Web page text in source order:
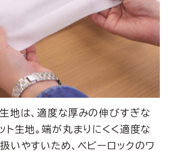
地は、適度な厚みの伸びすぎな
ト生地。端が丸まりにくく適度な
いやすいため、ベビーロックのワ